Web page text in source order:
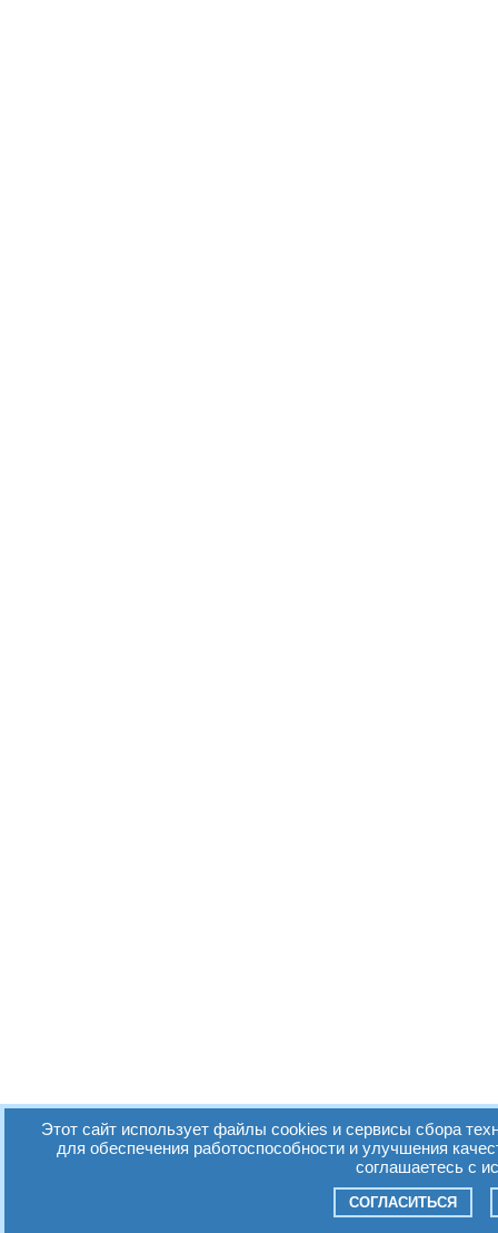
Этот сайт использует файлы cookies и сервисы сбора
для обеспечения работоспособности и улучшения
соглашаетесь с
СОГЛАСИТЬСЯ